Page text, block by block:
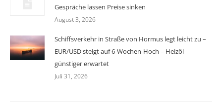
Gespräche lassen Preise sinken
August 3, 2026
Schiffsverkehr in Straße von Hormus legt leicht zu –
EUR/USD steigt auf 6-Wochen-Hoch – Heizöl
günstiger erwartet
Juli 31, 2026